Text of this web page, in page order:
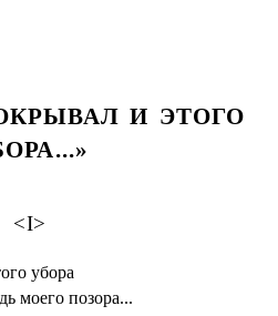
И ЭТОГО
<I>
убора
моего позора...